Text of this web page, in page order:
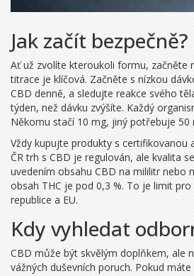
Jak začít bezpečně?
Ať už zvolíte kteroukoli formu, začněte
titrace je klíčová. Začněte s nízkou
CBD denně, a sledujte reakce svého
týden, než dávku zvýšíte. Každý
Někomu stačí 10 mg, jiný potřebuje 50
Vždy kupujte produkty s certifikovanou
ČR trh s CBD je regulován, ale kvalita
uvedením obsahu CBD na mililitr nebo
obsah THC je pod 0,3 %. To je limit
republice a EU.
Kdy vyhledat
CBD může být skvělým doplňkem, ale
vážných duševních poruch. Pokud